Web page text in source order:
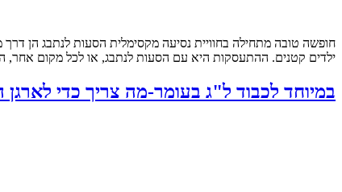
חופשה טובה מתחילה בחוויית נסיעה מקסימלית הסעות לנתבג הן
ילדים קטנים. ההתעסקות היא עם הסעות לנתבג, או לכל מקום אחר,
במיוחד לכבוד ל"ג בעומר-מה צריך כדי לארגן